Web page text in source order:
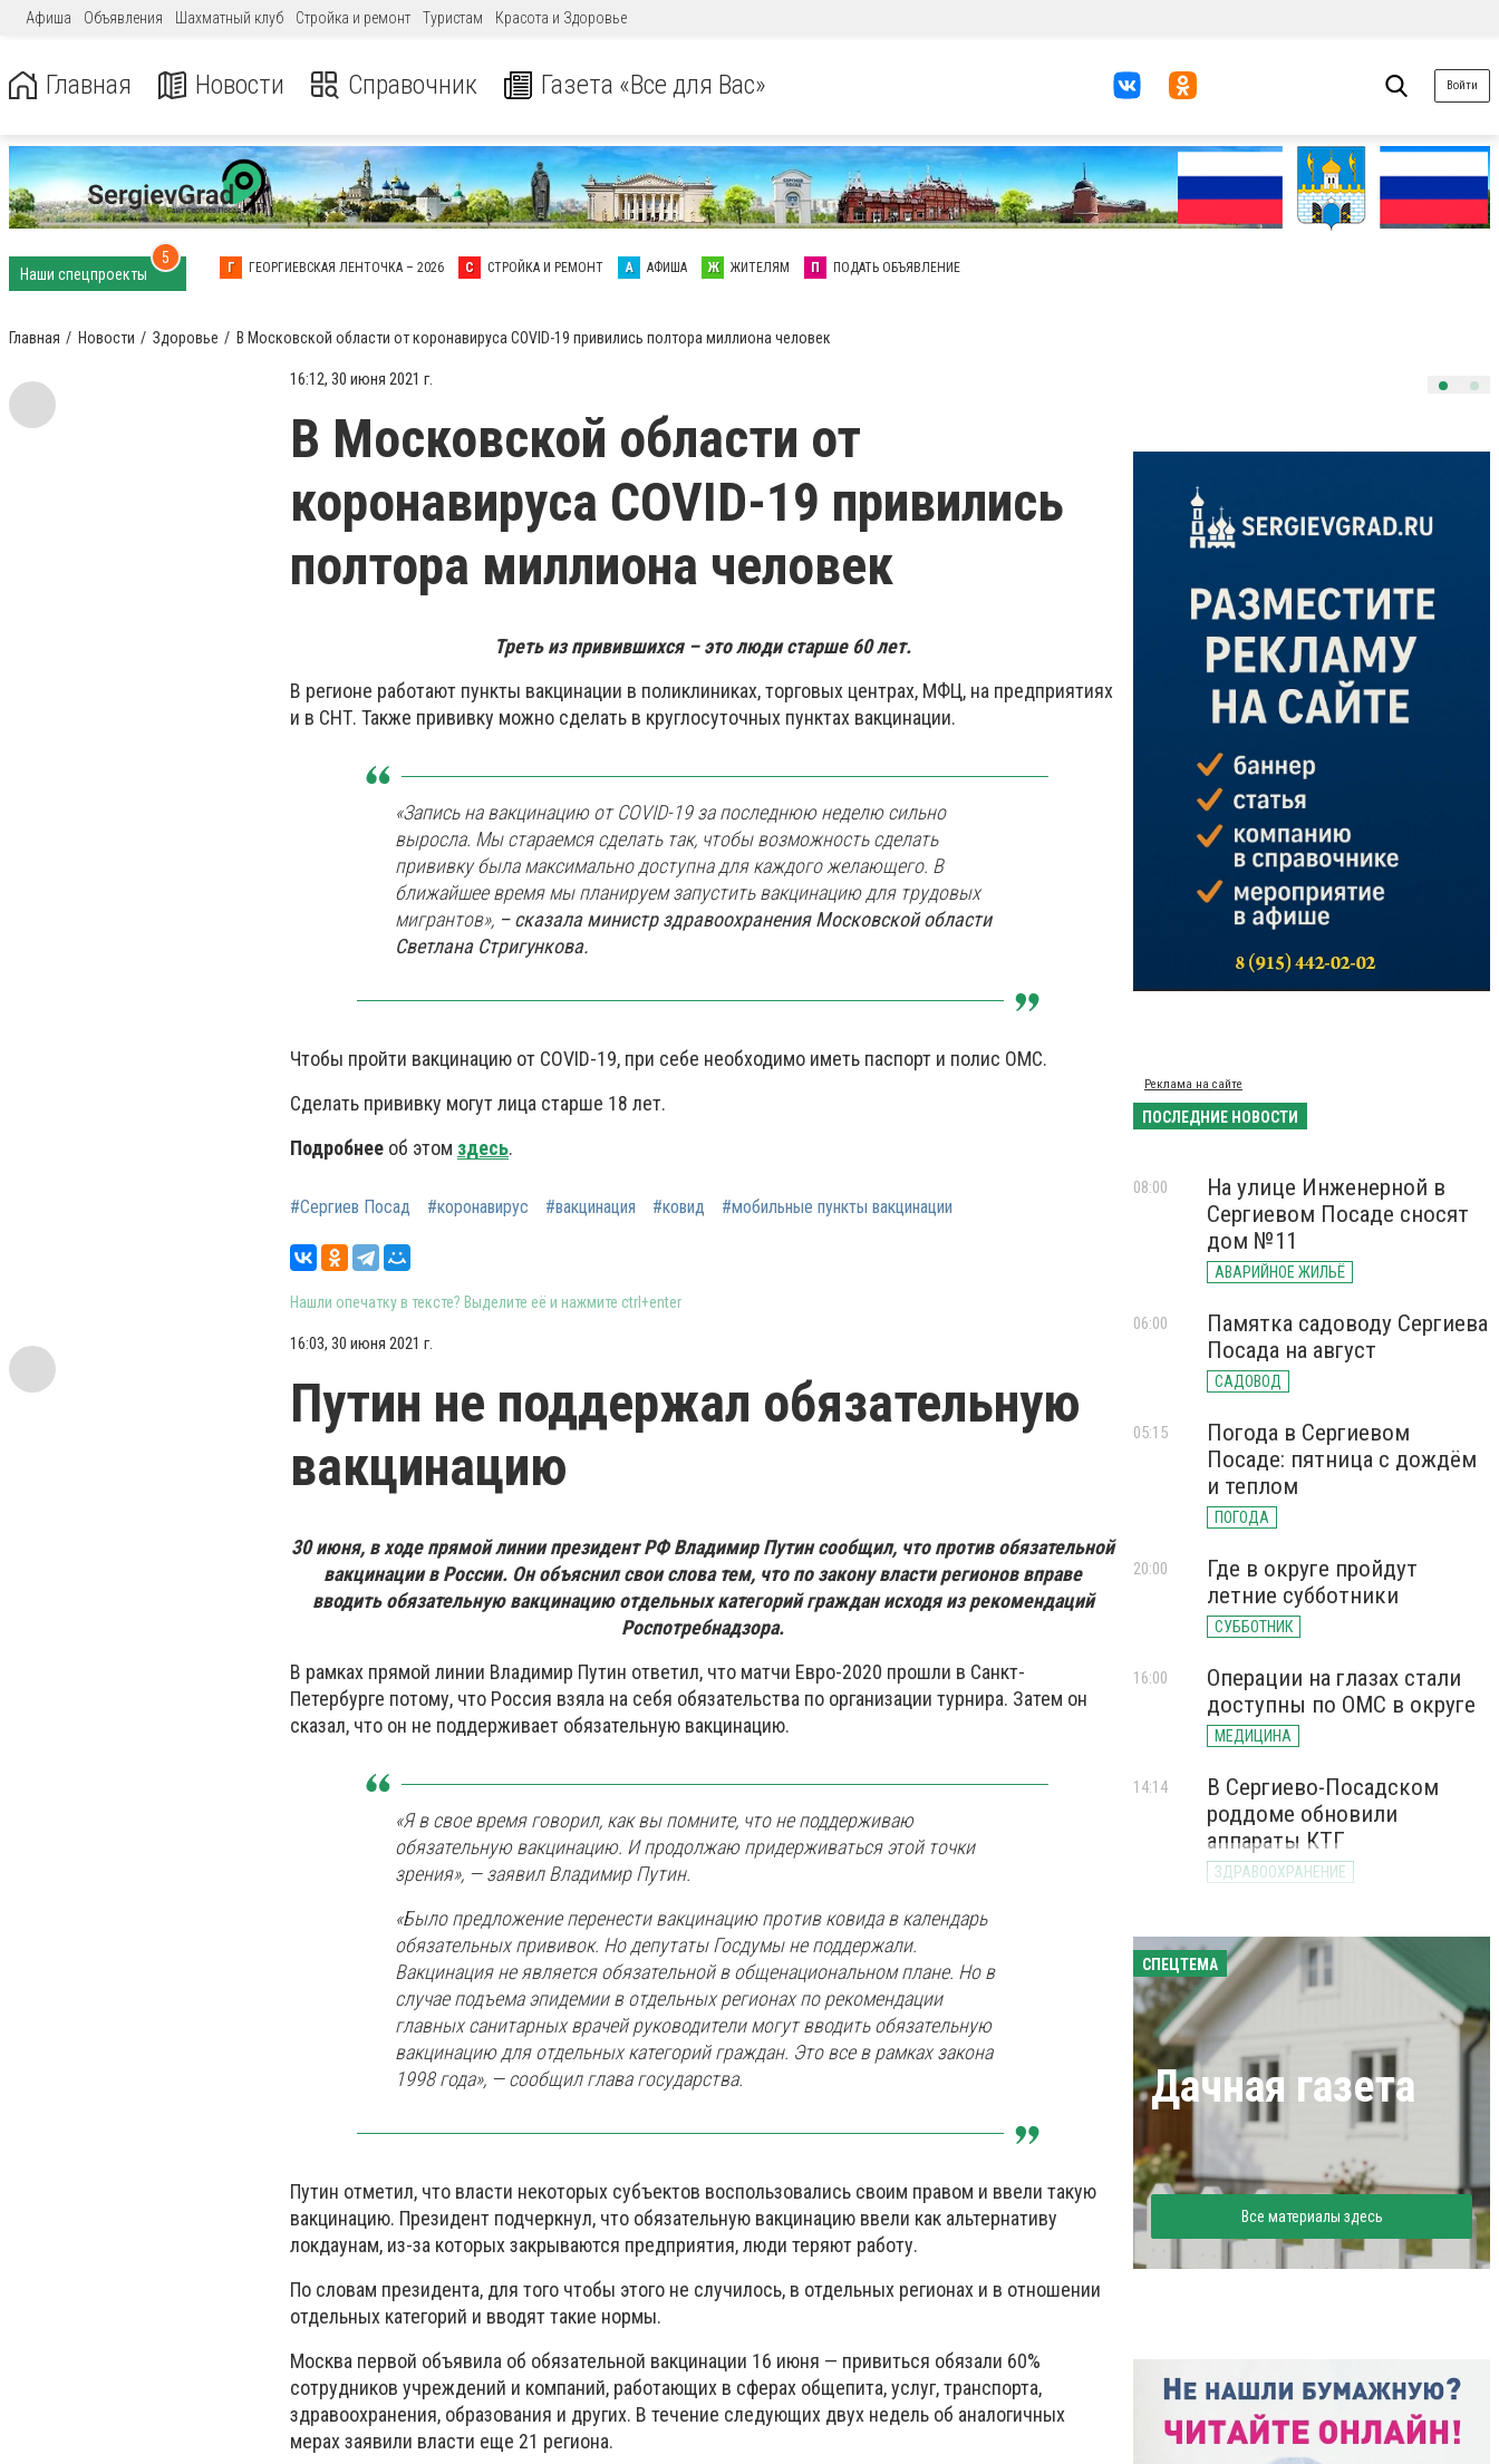
Афиша Объявления Шахматный клуб Стройка и ремонт Туристам Красота и Здоровье
Главная Новости Справочник Газета «Все для Вас» Войти
Наши спецпроекты
5
Г ГЕОРГИЕВСКАЯ ЛЕНТОЧКА – 2026 С СТРОЙКА И РЕМОНТ А АФИША Ж ЖИТЕЛЯМ П ПОДАТЬ ОБЪЯВЛЕНИЕ
Главная Новости Здоровье В Московской области от коронавируса COVID-19 привились полтора миллиона человек
16:12, 30 июня 2021 г.
В Московской области от
коронавируса COVID-19 привились
полтора миллиона человек
Треть из привившихся – это люди старше 60 лет.
В регионе работают пункты вакцинации в поликлиниках, торговых центрах, МФЦ, на предприятиях
и в СНТ. Также прививку можно сделать в круглосуточных пунктах вакцинации.
«Запись на вакцинацию от COVID-19 за последнюю неделю сильно
выросла. Мы стараемся сделать так, чтобы возможность сделать
прививку была максимально доступна для каждого желающего. В
ближайшее время мы планируем запустить вакцинацию для трудовых
мигрантов», – сказала министр здравоохранения Московской области
Светлана Стригункова.
Чтобы пройти вакцинацию от COVID-19, при себе необходимо иметь паспорт и полис ОМС.
Сделать прививку могут лица старше 18 лет.
Подробнее об этом здесь.
#Сергиев Посад #коронавирус #вакцинация #ковид #мобильные пункты вакцинации
Нашли опечатку в тексте? Выделите её и нажмите ctrl+enter
16:03, 30 июня 2021 г.
Путин не поддержал обязательную
вакцинацию
30 июня, в ходе прямой линии президент РФ Владимир Путин сообщил, что против обязательной
вакцинации в России. Он объяснил свои слова тем, что по закону власти регионов вправе
вводить обязательную вакцинацию отдельных категорий граждан исходя из рекомендаций
Роспотребнадзора.
В рамках прямой линии Владимир Путин ответил, что матчи Евро-2020 прошли в Санкт-
Петербурге потому, что Россия взяла на себя обязательства по организации турнира. Затем он
сказал, что он не поддерживает обязательную вакцинацию.
«Я в свое время говорил, как вы помните, что не поддерживаю
обязательную вакцинацию. И продолжаю придерживаться этой точки
зрения», — заявил Владимир Путин.
«Было предложение перенести вакцинацию против ковида в календарь
обязательных прививок. Но депутаты Госдумы не поддержали.
Вакцинация не является обязательной в общенациональном плане. Но в
случае подъема эпидемии в отдельных регионах по рекомендации
главных санитарных врачей руководители могут вводить обязательную
вакцинацию для отдельных категорий граждан. Это все в рамках закона
1998 года», — сообщил глава государства.
Путин отметил, что власти некоторых субъектов воспользовались своим правом и ввели такую
вакцинацию. Президент подчеркнул, что обязательную вакцинацию ввели как альтернативу
локдаунам, из-за которых закрываются предприятия, люди теряют работу.
По словам президента, для того чтобы этого не случилось, в отдельных регионах и в отношении
отдельных категорий и вводят такие нормы.
Москва первой объявила об обязательной вакцинации 16 июня — привиться обязали 60%
сотрудников учреждений и компаний, работающих в сферах общепита, услуг, транспорта,
здравоохранения, образования и других. В течение следующих двух недель об аналогичных
мерах заявили власти еще 21 региона.
Реклама на сайте
ПОСЛЕДНИЕ НОВОСТИ
На улице Инженерной в
Сергиевом Посаде сносят
дом №11
АВАРИЙНОЕ ЖИЛЬЁ
08:00
Памятка садоводу Сергиева
Посада на август
САДОВОД
06:00
Погода в Сергиевом
Посаде: пятница с дождём
и теплом
ПОГОДА
05:15
Где в округе пройдут
летние субботники
СУББОТНИК
20:00
Операции на глазах стали
доступны по ОМС в округе
МЕДИЦИНА
16:00
В Сергиево-Посадском
роддоме обновили
аппараты КТГ
ЗДРАВООХРАНЕНИЕ
14:14
СПЕЦТЕМА
Дачная газета
Все материалы здесь